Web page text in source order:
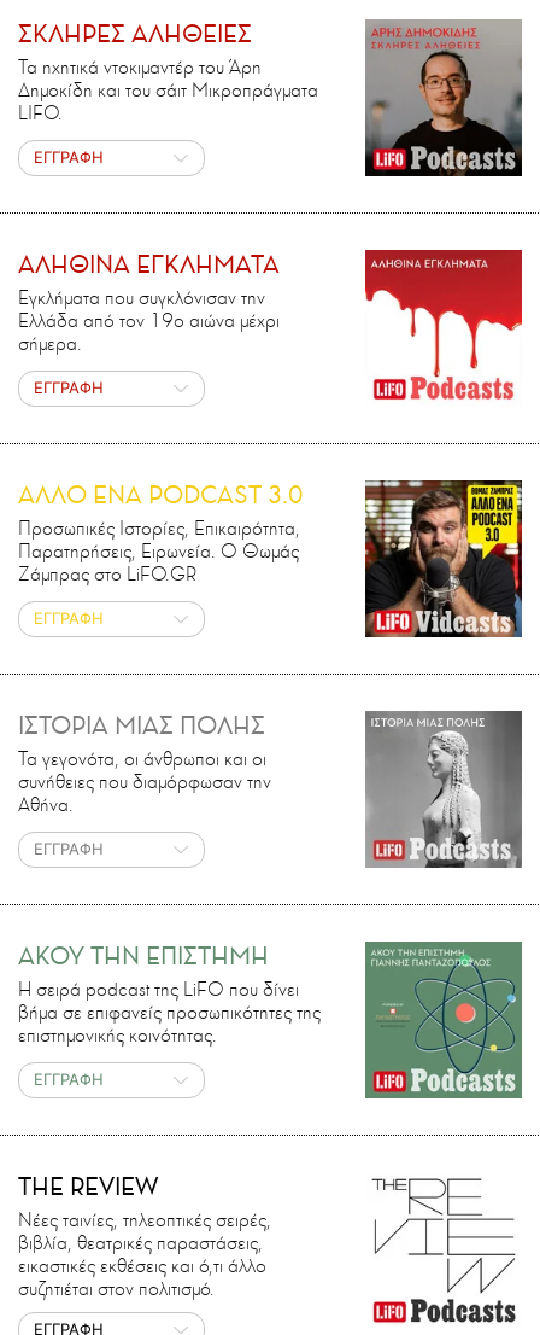
ΣΚΛΗΡΕΣ ΑΛΗΘΕΙΕΣ
Τα ηχητικά ντοκιμαντέρ του Άρη
Δημοκίδη και του σάιτ Μικροπράγματα
LIFO.
ΕΓΓΡΑΦΗ
ΑΛΗΘΙΝΑ ΕΓΚΛΗΜΑΤΑ
Εγκλήματα που συγκλόνισαν την
Ελλάδα από τον 19ο αιώνα μέχρι
σήμερα.
ΕΓΓΡΑΦΗ
ΑΛΛΟ ΕΝΑ PODCAST 3.0
Προσωπικές Ιστορίες, Επικαιρότητα,
Παρατηρήσεις, Ειρωνεία. Ο Θωμάς
Ζάμπρας στο LiFO.GR
ΕΓΓΡΑΦΗ
ΙΣΤΟΡΙΑ ΜΙΑΣ ΠΟΛΗΣ
Τα γεγονότα, οι άνθρωποι και οι
συνήθειες που διαμόρφωσαν την
Αθήνα.
ΕΓΓΡΑΦΗ
ΑΚΟΥ ΤΗΝ ΕΠΙΣΤΗΜΗ
H σειρά podcast της LiFO που δίνει
βήμα σε επιφανείς προσωπικότητες της
επιστημονικής κοινότητας.
ΕΓΓΡΑΦΗ
THE REVIEW
Νέες ταινίες, τηλεοπτικές σειρές,
βιβλία, θεατρικές παραστάσεις,
εικαστικές εκθέσεις και ό,τι άλλο
συζητιέται στον πολιτισμό.
ΕΓΓΡΑΦΗ